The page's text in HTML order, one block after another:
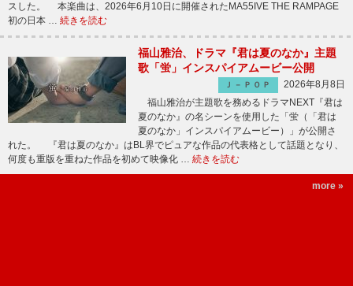
スした。 本楽曲は、2026年6月10日に開催されたMA55IVE THE RAMPAGE
初の日本 … 続きを読む
福山雅治、ドラマ『君は夏のなか』主題
歌「蛍」インスパイアムービー公開
Ｊ－ＰＯＰ
2026年8月8日
福山雅治が主題歌を務めるドラマNEXT『君は
夏のなか』の名シーンを使用した「蛍（「君は
夏のなか」インスパイアムービー）」が公開さ
れた。 『君は夏のなか』はBL界でピュアな作品の代表格として話題となり、
何度も重版を重ねた作品を初めて映像化 … 続きを読む
more »